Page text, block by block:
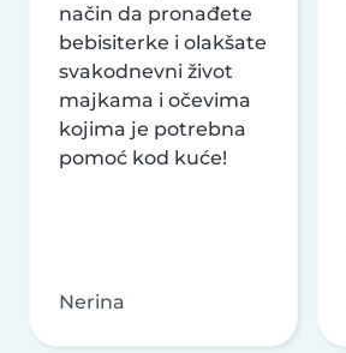
način da pronađete
bebisiterke i olakšate
svakodnevni život
majkama i očevima
kojima je potrebna
pomoć kod kuće!
Nerina